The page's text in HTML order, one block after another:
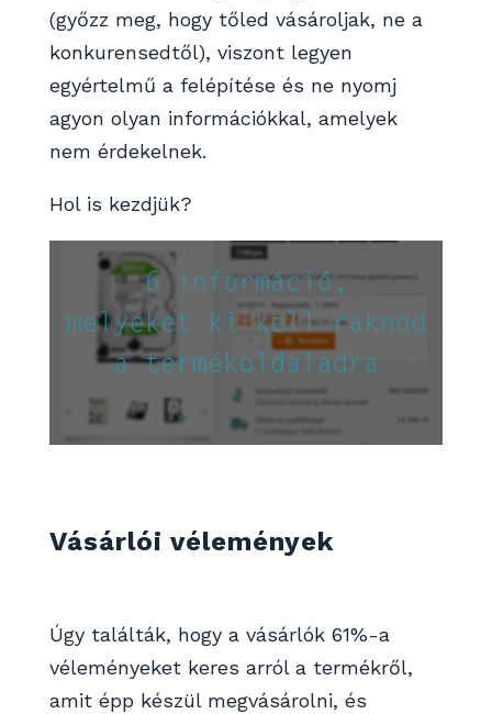
(győzz meg, hogy tőled vásároljak, ne a
konkurensedtől), viszont legyen
egyértelmű a felépítése és ne nyomj
agyon olyan információkkal, amelyek
nem érdekelnek.
Hol is kezdjük?
Vásárlói vélemények
Úgy találták, hogy a vásárlók 61%-a
véleményeket keres arról a termékről,
amit épp készül megvásárolni, és